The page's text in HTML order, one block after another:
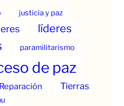
justicia y paz
líderes
paramilitarismo
de paz
Reparación
Tierras